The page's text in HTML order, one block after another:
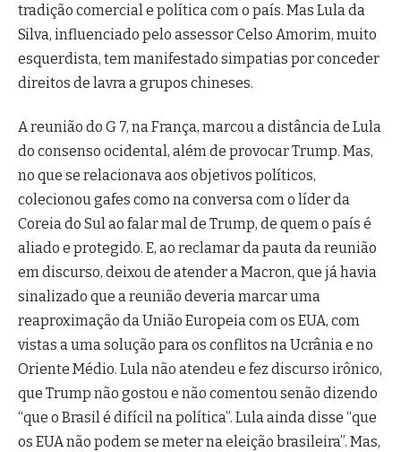
tradição comercial e política com o país. Mas Lula da
Silva, influenciado pelo assessor Celso Amorim, muito
esquerdista, tem manifestado simpatias por conceder
direitos de lavra a grupos chineses.
A reunião do G 7, na França, marcou a distância de Lula
do consenso ocidental, além de provocar Trump. Mas,
no que se relacionava aos objetivos políticos,
colecionou gafes como na conversa com o líder da
Coreia do Sul ao falar mal de Trump, de quem o país é
aliado e protegido. E, ao reclamar da pauta da reunião
em discurso, deixou de atender a Macron, que já havia
sinalizado que a reunião deveria marcar uma
reaproximação da União Europeia com os EUA, com
vistas a uma solução para os conflitos na Ucrânia e no
Oriente Médio. Lula não atendeu e fez discurso irônico,
que Trump não gostou e não comentou senão dizendo
“que o Brasil é difícil na política”. Lula ainda disse “que
os EUA não podem se meter na eleição brasileira”. Mas,